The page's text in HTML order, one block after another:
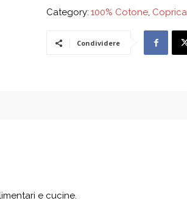
Category: 100% Cotone,
Condividere
e cucine.